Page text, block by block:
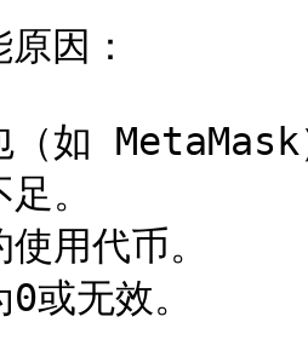
因：
如 MetaMask
。
用代币。
或无效。